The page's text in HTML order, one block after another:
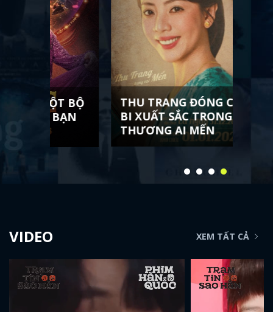
THU TRANG ĐÓNG CẢNH
BI XUẤT SẮC TRONG AI
THƯƠNG AI MẾN
VIDEO XEM TẤT CẢ